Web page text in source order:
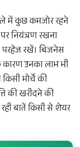
में कुछ कमजोर रहने
नियंत्रण रखना
रखें। बिजनेस
कारण उनका लाभ भी
मोर्चे की
की खरीदने की
बातें किसी से शेयर